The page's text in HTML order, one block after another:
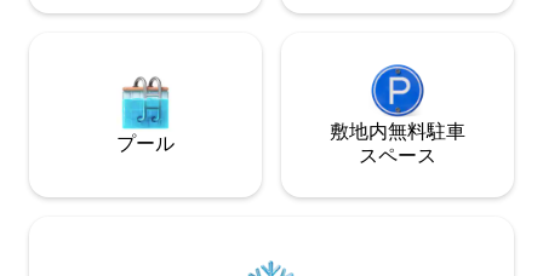
器具が完備されており、簡単に調理で
はプライベートプールがあり、水質は透
明で、涼しさとリラクゼーションを楽し
むのに理想的な場所です。週3回の清掃サ
ービスを提供し、清潔で快適な環境を確
キューオーブンと広々とした屋外パーテ
行きやすいです。 ✨私たちが提供したい
っくりと人生を楽
す。 TMLは、タイのパタヤで高級民泊ブ
ランド（中高級ヴ
ことに注力してお
提供するために最善
ケーション｜チェ
プール
敷地内無料駐⁠車
ス⁠ペ⁠ー⁠ス